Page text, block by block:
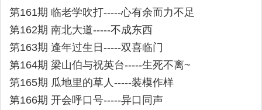
第161期 临老学吹打-----心有余而力不足
第162期 南北大道-----不成东西
第163期 逢年过生日-----双喜临门
第164期 梁山伯与祝英台-----生死不离~
第165期 瓜地里的草人-----装模作样
第166期 开会呼口号-----异口同声